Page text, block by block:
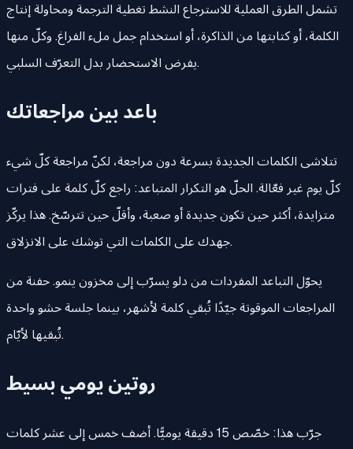
تشمل الطرق العملية للاسترجاع النشط تغطية الترجمة ومحاولة إنتاج
الكلمة، أو كتابتها من الذاكرة، أو استخدام جمل ملء الفراغ. وكلّ منها
يفرض الاستحضار بدل التعرّف السلبي.
باعد بين مراجعاتك
تتلاشى الكلمات الجديدة بسرعة دون مراجعة، لكنّ مراجعة كلّ شيء
كلّ يوم غير فعّالة. الحلّ هو التكرار المتباعد: راجع كلّ كلمة على فترات
متزايدة، أكثر حين تكون جديدة أو صعبة، وأقلّ حين تترسّخ. هذا يركّز
جهدك على الكلمات التي توشك على الانزلاق.
يحوّل التباعد المفردات من دلو يسرّب إلى مخزون ينمو. حفنة من
المراجعات الموقوتة جيّدًا تُبقي كلمة لأشهر، بينما جلسة حشو واحدة
تُبقيها لأيّام.
روتين يومي بسيط
جرّب هذا: خصّص 15 دقيقة يوميًّا. أضف خمس إلى عشر كلمات